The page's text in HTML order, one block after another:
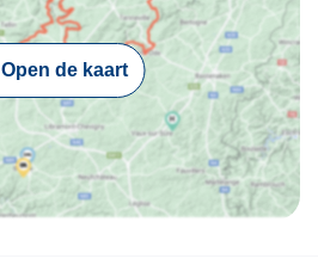
Open de kaart